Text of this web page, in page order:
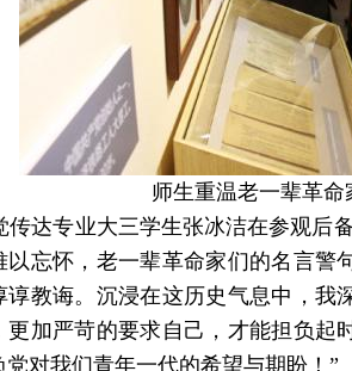
师生重温老一辈革
达专业大三学生张冰洁在参观后
以忘怀，老一辈革命家们的名言警
谆教诲。沉浸在这历史气息中，我
更加严苛的要求自己，才能担负起
党对我们青年一代的希望与期盼！”